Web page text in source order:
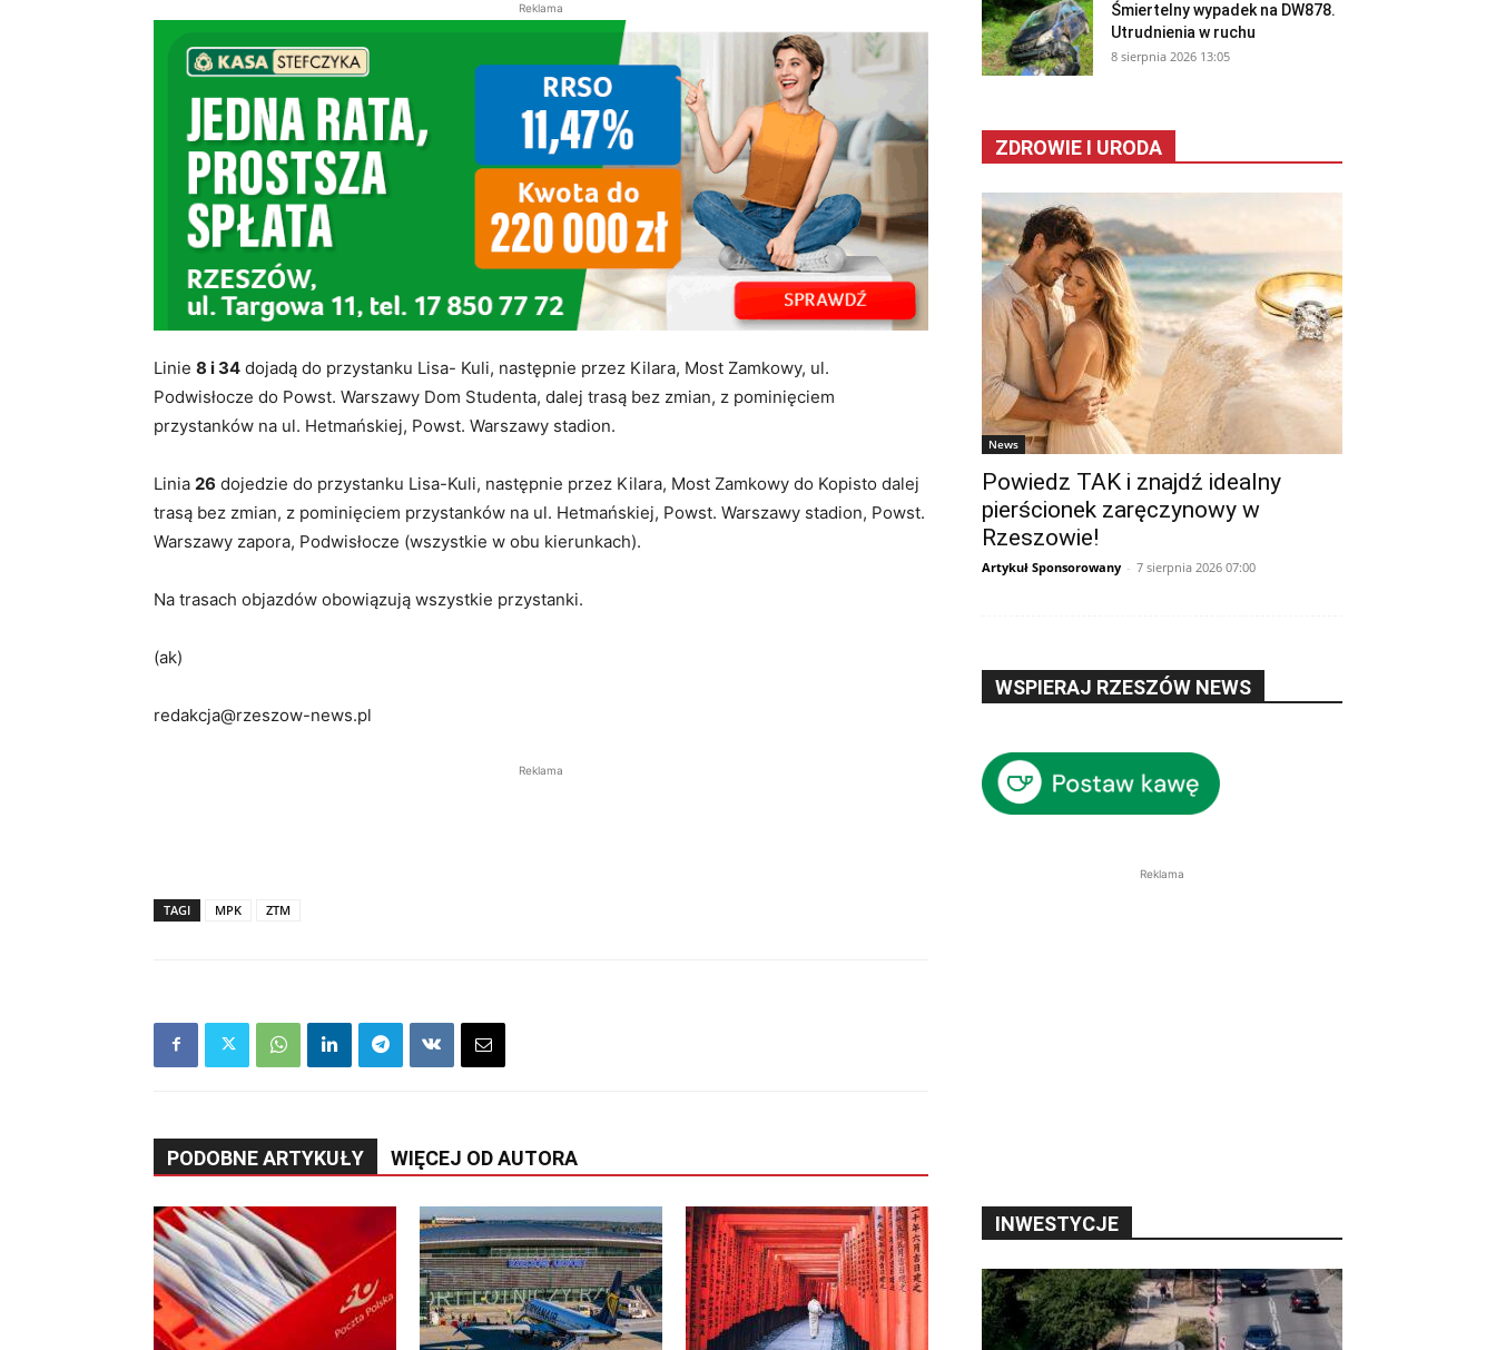
Reklama
Linie 8 i 34 dojadą do przystanku Lisa- Kuli, następnie przez Kilara, Most Zamkowy, ul.
Podwisłocze do Powst. Warszawy Dom Studenta, dalej trasą bez zmian, z pominięciem
przystanków na ul. Hetmańskiej, Powst. Warszawy stadion.
Linia 26 dojedzie do przystanku Lisa-Kuli, następnie przez Kilara, Most Zamkowy do Kopisto dalej
trasą bez zmian, z pominięciem przystanków na ul. Hetmańskiej, Powst. Warszawy stadion, Powst.
Warszawy zapora, Podwisłocze (wszystkie w obu kierunkach).
Na trasach objazdów obowiązują wszystkie przystanki.
(ak)
redakcja@rzeszow-news.pl
Reklama
TAGI MPK ZTM
PODOBNE ARTYKUŁY WIĘCEJ OD AUTORA
Śmiertelny wypadek na DW878.
Utrudnienia w ruchu
8 sierpnia 2026 13:05
ZDROWIE I URODA
News
Powiedz TAK i znajdź idealny
pierścionek zaręczynowy w
Rzeszowie!
Artykuł Sponsorowany - 7 sierpnia 2026 07:00
WSPIERAJ RZESZÓW NEWS
Reklama
INWESTYCJE